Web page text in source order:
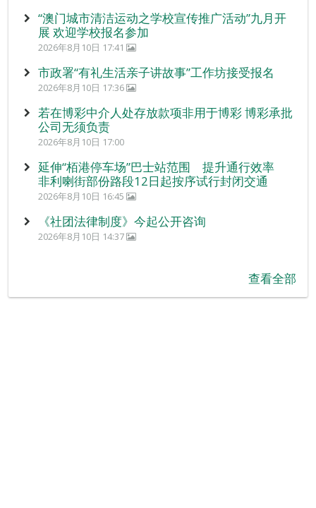
“澳门城市清洁运动之学校宣传推广活动”九月开
展 欢迎学校报名参加
2026年8月10日 17:41
市政署“有礼生活亲子讲故事”工作坊接受报名
2026年8月10日 17:36
若在博彩中介人处存放款项非用于博彩 博彩承批
公司无须负责
2026年8月10日 17:00
延伸“栢港停车场”巴士站范围 提升通行效率
非利喇街部份路段12日起按序试行封闭交通
2026年8月10日 16:45
《社团法律制度》今起公开咨询
2026年8月10日 14:37
查看全部